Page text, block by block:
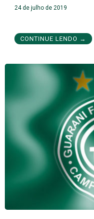
24 de julho de 2019
CONTINUE LENDO →